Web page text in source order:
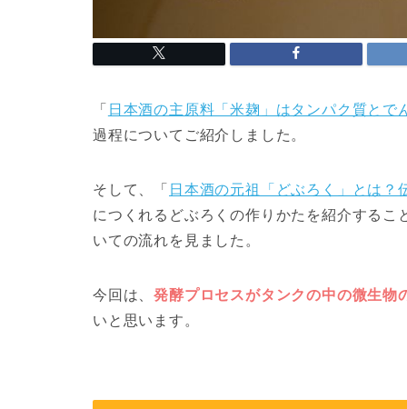
「 日本酒の主原料「米麹」はタンパク質とで
過程についてご紹介しました。
そして、「 日本酒の元祖「どぶろく」とは
につくれるどぶろくの作りかたを紹介する
いての流れを見ました。
今回は、発酵プロセスがタンクの中の微生物
いと思います。